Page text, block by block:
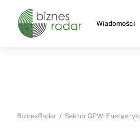
Wiadomości
BiznesRadar Sektor GPW: